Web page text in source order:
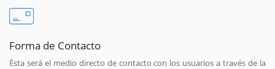
Forma de Contacto
Ésta será el medio directo de contacto con los usuarios a través de la